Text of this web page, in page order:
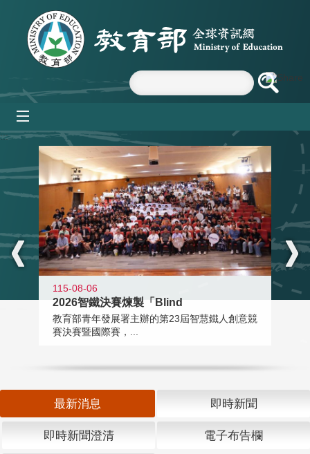
跳到主要內容區塊
:::
115-08-06
2026智鐵決賽煉製「Blind
教育部青年發展署主辦的第23屆智慧鐵人創意競
賽決賽暨國際賽，...
最新消息 即時新聞
即時新聞澄清 電子布告欄